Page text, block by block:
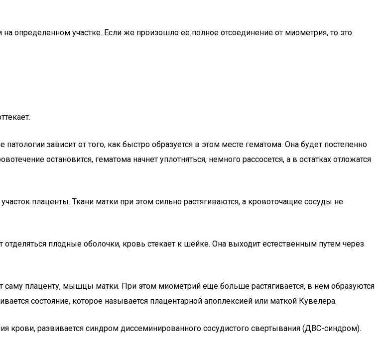
определенном участке. Если же произошло ее полное отсоединение от миометрия, то это
зависит от того, как быстро образуется в этом месте гематома. Она будет постепенно
остановится, гематома начнет уплотняться, немного рассосется, а в остатках отложатся
плаценты. Ткани матки при этом сильно растягиваются, а кровоточащие сосуды не
плодные оболочки, кровь стекает к шейке. Она выходит естественным путем через
саму плаценту, мышцы матки. При этом миометрий еще больше растягивается, в нем образуются
состояние, которое называется плацентарной апоплексией или маткой Кувелера.
крови, развивается синдром диссеминированного сосудистого свертывания (ДВС-синдром).